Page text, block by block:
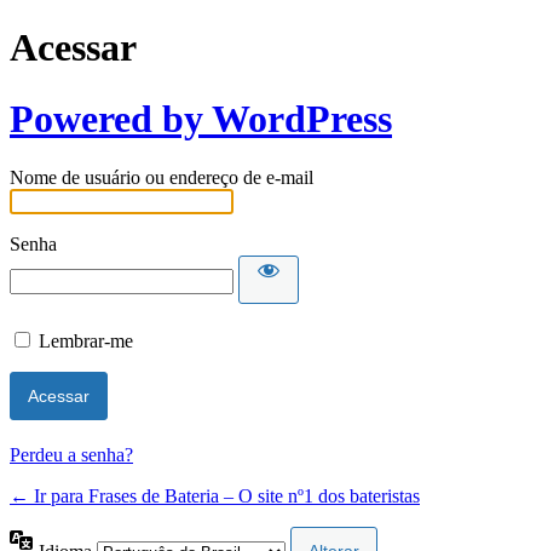
Acessar
Powered by WordPress
Nome de usuário ou endereço de e-mail
Senha
Lembrar-me
Perdeu a senha?
← Ir para Frases de Bateria – O site nº1 dos bateristas